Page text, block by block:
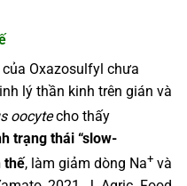
Oxazosulfyl chưa
lý thần kinh trên gián và
oocytecho thấy
trạng thái “slow-
thế, làm giảm dòng Na+ và